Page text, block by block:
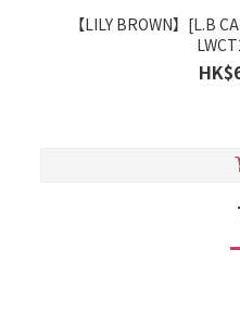
【LILY BROWN】[L.B